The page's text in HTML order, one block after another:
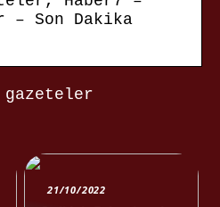
– Son Dakika
gazeteler
21/10/2022